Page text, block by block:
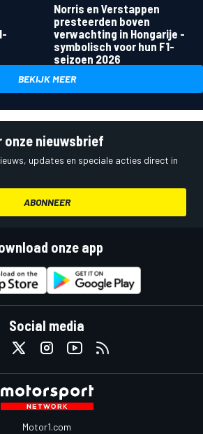
Norris en Verstappen
presteerden boven
verwachting in Hongarije -
symbolisch voor hun F1-
seizoen 2026
BEKIJK MEER
onze nieuwsbrief
updates en speciale acties direct in
ABONNEER
onze app
Social media
Motor1.com